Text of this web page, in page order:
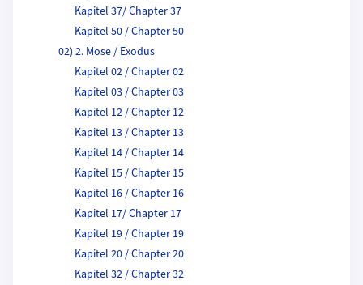
Kapitel 37/ Chapter 37
Kapitel 50 / Chapter 50
02) 2. Mose / Exodus
Kapitel 02 / Chapter 02
Kapitel 03 / Chapter 03
Kapitel 12 / Chapter 12
Kapitel 13 / Chapter 13
Kapitel 14 / Chapter 14
Kapitel 15 / Chapter 15
Kapitel 16 / Chapter 16
Kapitel 17/ Chapter 17
Kapitel 19 / Chapter 19
Kapitel 20 / Chapter 20
Kapitel 32 / Chapter 32